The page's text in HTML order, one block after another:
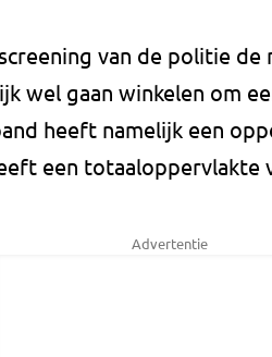
van de politie
wel gaan winkelen om
heeft namelijk een
een totaaloppervlakte
Advertentie